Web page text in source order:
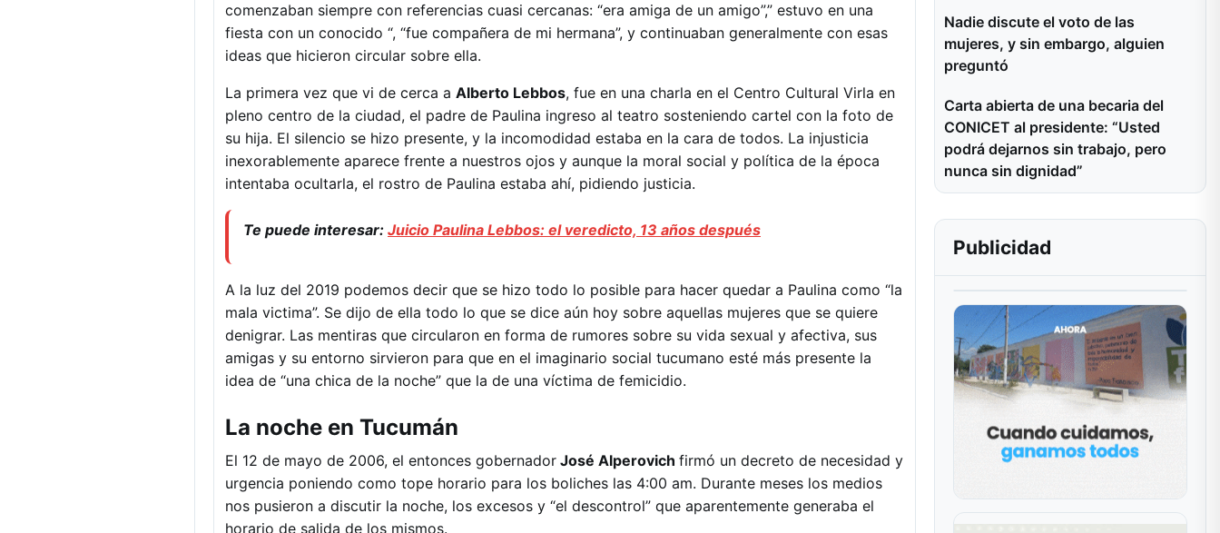
comenzaban siempre con referencias cuasi cercanas: “era amiga de un amigo”,” estuvo en una
fiesta con un conocido “, “fue compañera de mi hermana”, y continuaban generalmente con esas
ideas que hicieron circular sobre ella.
La primera vez que vi de cerca a Alberto Lebbos, fue en una charla en el Centro Cultural Virla en
pleno centro de la ciudad, el padre de Paulina ingreso al teatro sosteniendo cartel con la foto de
su hija. El silencio se hizo presente, y la incomodidad estaba en la cara de todos. La injusticia
inexorablemente aparece frente a nuestros ojos y aunque la moral social y política de la época
intentaba ocultarla, el rostro de Paulina estaba ahí, pidiendo justicia.
Te puede interesar: Juicio Paulina Lebbos: el veredicto, 13 años después
A la luz del 2019 podemos decir que se hizo todo lo posible para hacer quedar a Paulina como “la
mala victima”. Se dijo de ella todo lo que se dice aún hoy sobre aquellas mujeres que se quiere
denigrar. Las mentiras que circularon en forma de rumores sobre su vida sexual y afectiva, sus
amigas y su entorno sirvieron para que en el imaginario social tucumano esté más presente la
idea de “una chica de la noche” que la de una víctima de femicidio.
La noche en Tucumán
El 12 de mayo de 2006, el entonces gobernador José Alperovich firmó un decreto de necesidad y
urgencia poniendo como tope horario para los boliches las 4:00 am. Durante meses los medios
nos pusieron a discutir la noche, los excesos y “el descontrol” que aparentemente generaba el
horario de salida de los mismos.
Nadie discute el voto de las
mujeres, y sin embargo, alguien
preguntó
Carta abierta de una becaria del
CONICET al presidente: “Usted
podrá dejarnos sin trabajo, pero
nunca sin dignidad”
Publicidad